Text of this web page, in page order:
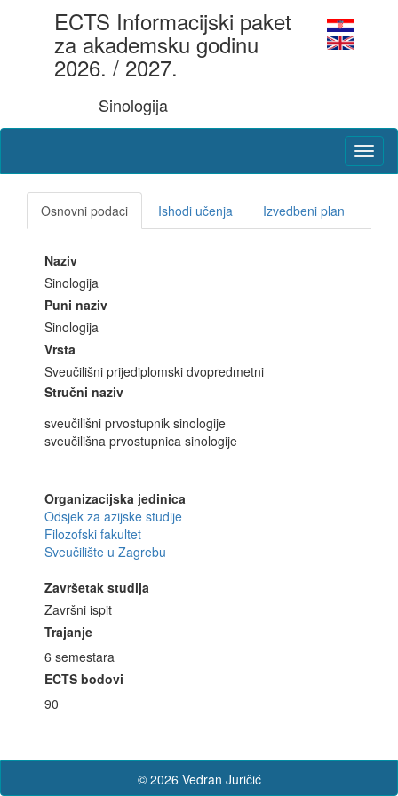
ECTS Informacijski paket
za akademsku godinu
2026. / 2027.
Sinologija
Osnovni podaci Ishodi učenja Izvedbeni plan
Naziv
Sinologija
Puni naziv
Sinologija
Vrsta
Sveučilišni prijediplomski dvopredmetni
Stručni naziv
sveučilišni prvostupnik sinologije
sveučilišna prvostupnica sinologije
Organizacijska jedinica
Odsjek za azijske studije
Filozofski fakultet
Sveučilište u Zagrebu
Završetak studija
Završni ispit
Trajanje
6 semestara
ECTS bodovi
90
© 2026 Vedran Juričić